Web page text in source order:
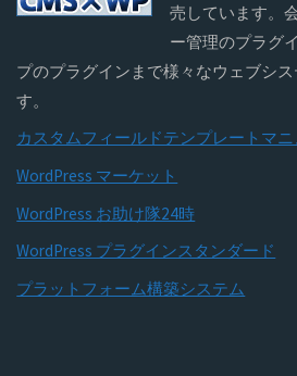
売しています。
ー管理のプラグ
プのプラグインまで様々なウェブシ
す。
カスタムフィールドテンプレートマ
WordPress マーケット
WordPress お助け隊24時
WordPress プラグインスタンダード
プラットフォーム構築システム